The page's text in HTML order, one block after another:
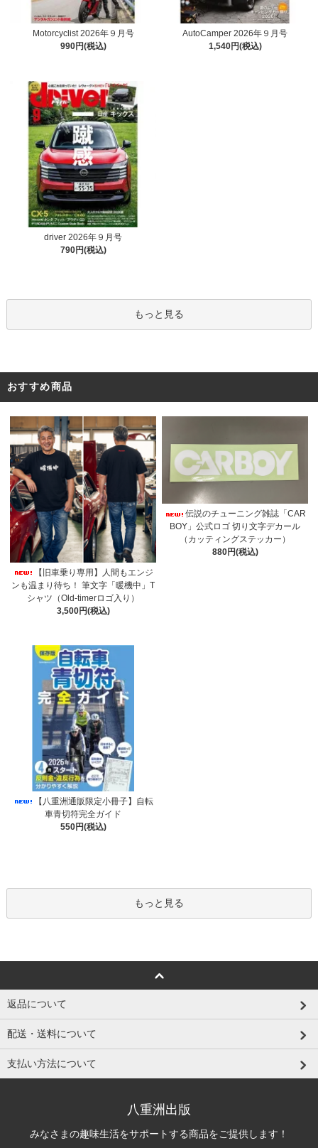
Motorcyclist 2026年９月号
990円(税込)
AutoCamper 2026年９月号
1,540円(税込)
driver 2026年９月号
790円(税込)
もっと見る
おすすめ商品
【旧車乗り専用】人間もエンジ
ンも温まり待ち！ 筆文字「暖機中」T
シャツ（Old-timerロゴ入り）
3,500円(税込)
伝説のチューニング雑誌「CAR
BOY」公式ロゴ 切り文字デカール
（カッティングステッカー）
880円(税込)
【八重洲通販限定小冊子】自転
車青切符完全ガイド
550円(税込)
もっと見る
返品について
配送・送料について
支払い方法について
八重洲出版
みなさまの趣味生活をサポートする商品をご提供します！